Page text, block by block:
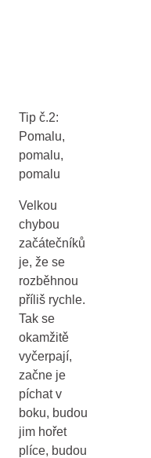
Tip č.2:
Pomalu,
pomalu,
pomalu
Velkou
chybou
začátečníků
je, že se
rozběhnou
příliš rychle.
Tak se
okamžitě
vyčerpají,
začne je
píchat v
boku, budou
jim hořet
plíce, budou